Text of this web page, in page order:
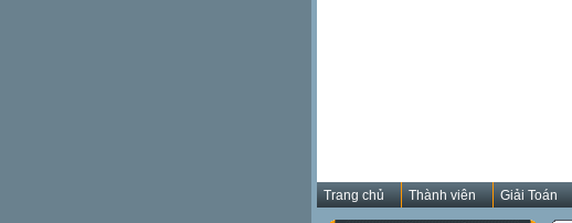
Trang chủ Thành viên Giải Toán